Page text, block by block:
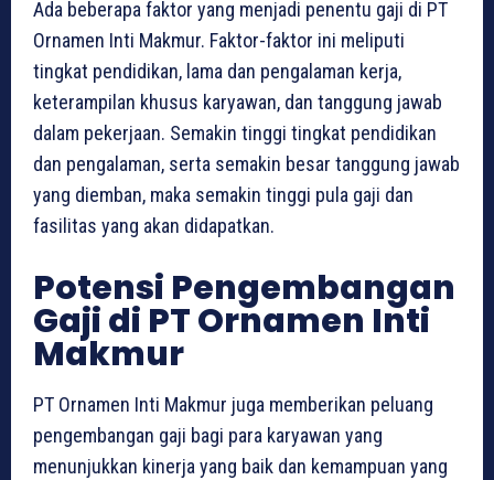
Ada beberapa faktor yang menjadi penentu gaji di PT
Ornamen Inti Makmur. Faktor-faktor ini meliputi
tingkat pendidikan, lama dan pengalaman kerja,
keterampilan khusus karyawan, dan tanggung jawab
dalam pekerjaan. Semakin tinggi tingkat pendidikan
dan pengalaman, serta semakin besar tanggung jawab
yang diemban, maka semakin tinggi pula gaji dan
fasilitas yang akan didapatkan.
Potensi Pengembangan
Gaji di PT Ornamen Inti
Makmur
PT Ornamen Inti Makmur juga memberikan peluang
pengembangan gaji bagi para karyawan yang
menunjukkan kinerja yang baik dan kemampuan yang